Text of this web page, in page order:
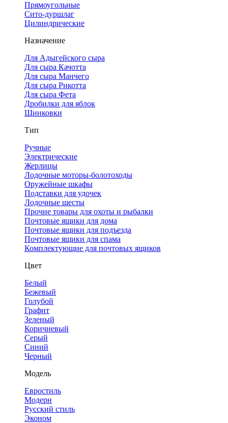
Прямоугольные
Сито-дуршлаг
Цилиндрические
Назначение
Для Адыгейского сыра
Для сыра Качотта
Для сыра Манчего
Для сыра Рикотта
Для сыра Фета
Дробилки для яблок
Шинковки
Тип
Ручные
Электрические
Жерлицы
Лодочные моторы-болотоходы
Оружейные шкафы
Подставки для удочек
Лодочные шесты
Прочие товары для охоты и рыбалки
Почтовые ящики для дома
Почтовые ящики для подъезда
Почтовые ящики для спама
Комплектующие для почтовых ящиков
Цвет
Белый
Бежевый
Голубой
Графит
Зеленый
Коричневый
Серый
Синий
Черный
Модель
Евростиль
Модерн
Русский стиль
Эконом